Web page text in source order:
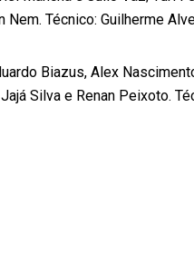
Técnico: Guilherme
Biazus, Alex
Silva e Renan Peixoto.